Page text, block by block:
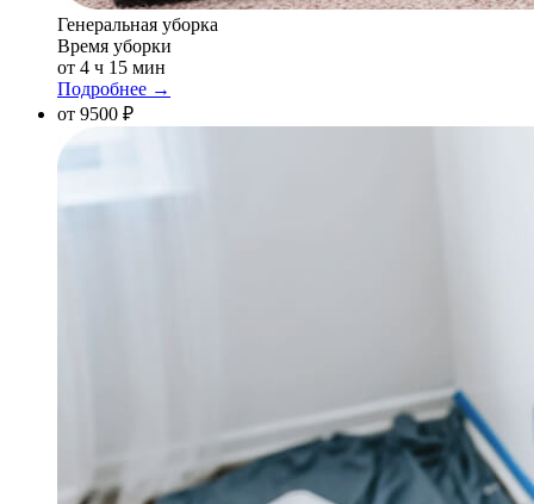
Генеральная уборка
Время уборки
от 4 ч 15 мин
Подробнее →
от 9500 ₽